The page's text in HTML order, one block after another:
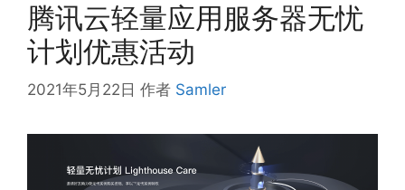
腾讯云轻量应用服务器无忧
计划优惠活动
2021年5月22日 作者 Samler